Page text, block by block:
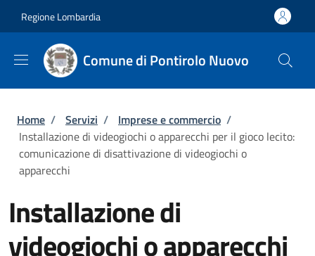
Regione Lombardia
Comune di Pontirolo Nuovo
Briciole di pane
Home / Servizi / Imprese e commercio /
Installazione di videogiochi o apparecchi per il gioco lecito:
comunicazione di disattivazione di videogiochi o
apparecchi
Installazione di
videogiochi o apparecchi